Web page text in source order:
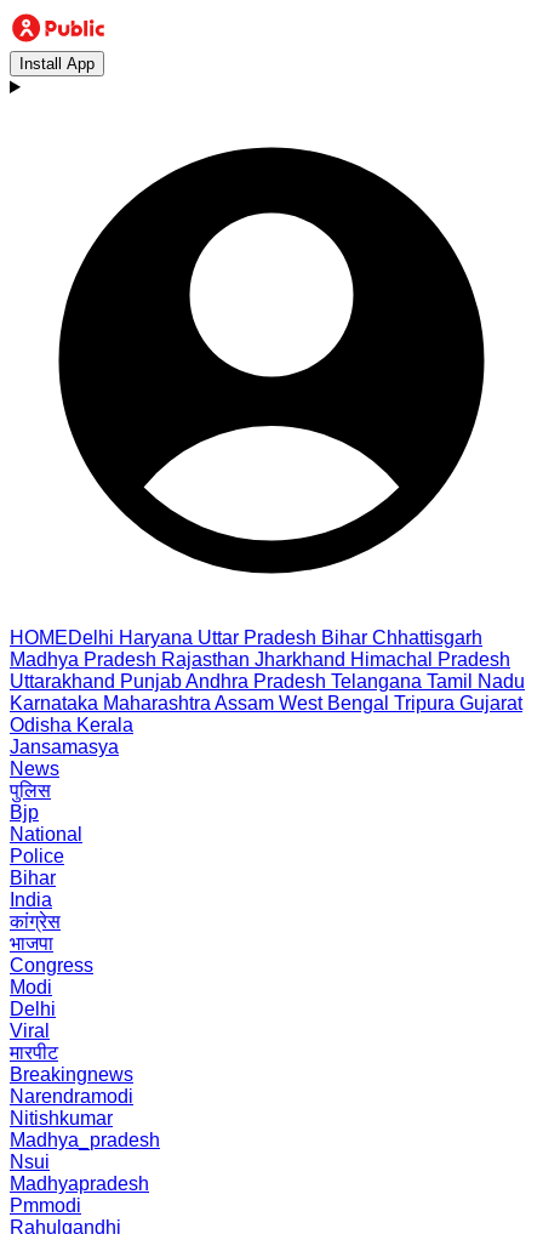
Install App
HOMEDelhi Haryana Uttar Pradesh Bihar Chhattisgarh
Madhya Pradesh Rajasthan Jharkhand Himachal Pradesh
Uttarakhand PunjabAndhra Pradesh Telangana Tamil Nadu
Karnataka Maharashtra Assam West Bengal Tripura Gujarat
Odisha Kerala
Jansamasya
News
पुलिस
Bjp
National
Police
Bihar
India
कांग्रेस
भाजपा
Congress
Modi
Delhi
Viral
मारपीट
Breakingnews
Narendramodi
Nitishkumar
Madhya_pradesh
Nsui
Madhyapradesh
Pmmodi
Rahulgandhi